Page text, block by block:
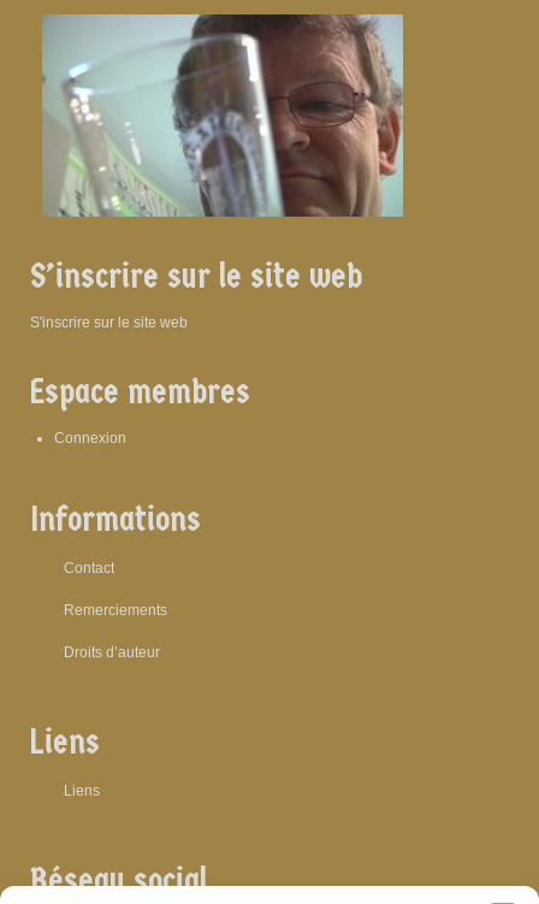
S’inscrire sur le site web
S'inscrire sur le site web
Espace membres
Connexion
Informations
Contact
Remerciements
Droits d’auteur
Liens
Liens
Réseau social